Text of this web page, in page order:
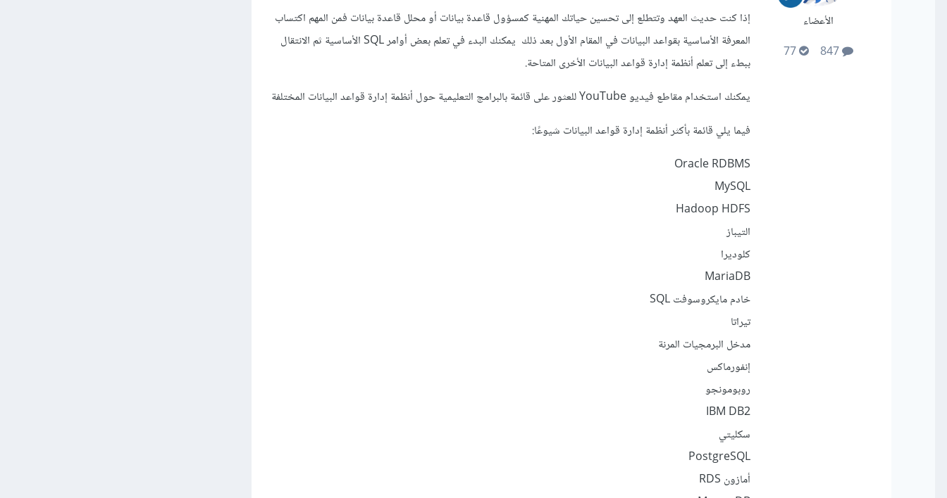
الأعضاء
847
77
إذا كنت حديث العهد وتتطلع إلى تحسين حياتك المهنية كمسؤول قاعدة بيانات أو محلل قاعدة بيانات فمن المهم اكتساب
المعرفة الأساسية بقواعد البيانات في المقام الأول بعد ذلك يمكنك البدء في تعلم بعض أوامر SQL الأساسية ثم الانتقال
ببطء إلى تعلم أنظمة إدارة قواعد البيانات الأخرى المتاحة.
يمكنك استخدام مقاطع فيديو YouTube للعثور على قائمة بالبرامج التعليمية حول أنظمة إدارة قواعد البيانات المختلفة
فيما يلي قائمة بأكثر أنظمة إدارة قواعد البيانات شيوعًا:
Oracle RDBMS
MySQL
Hadoop HDFS
التيباز
كلوديرا
MariaDB
خادم مايكروسوفت SQL
تيراتا
مدخل البرمجيات المرنة
إنفورماكس
روبومونجو
IBM DB2
سكليتي
PostgreSQL
أمازون RDS